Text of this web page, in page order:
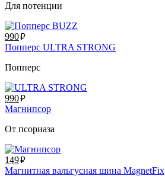
Для потенции
990руб.
Попперс ULTRA STRONG
Попперс
990руб.
Магнипсор
От псориаза
149руб.
Магнитная вальгусная шина MagnetFix